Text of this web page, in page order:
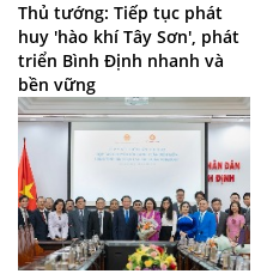
Thủ tướng: Tiếp tục phát
huy 'hào khí Tây Sơn', phát
triển Bình Định nhanh và
bền vững